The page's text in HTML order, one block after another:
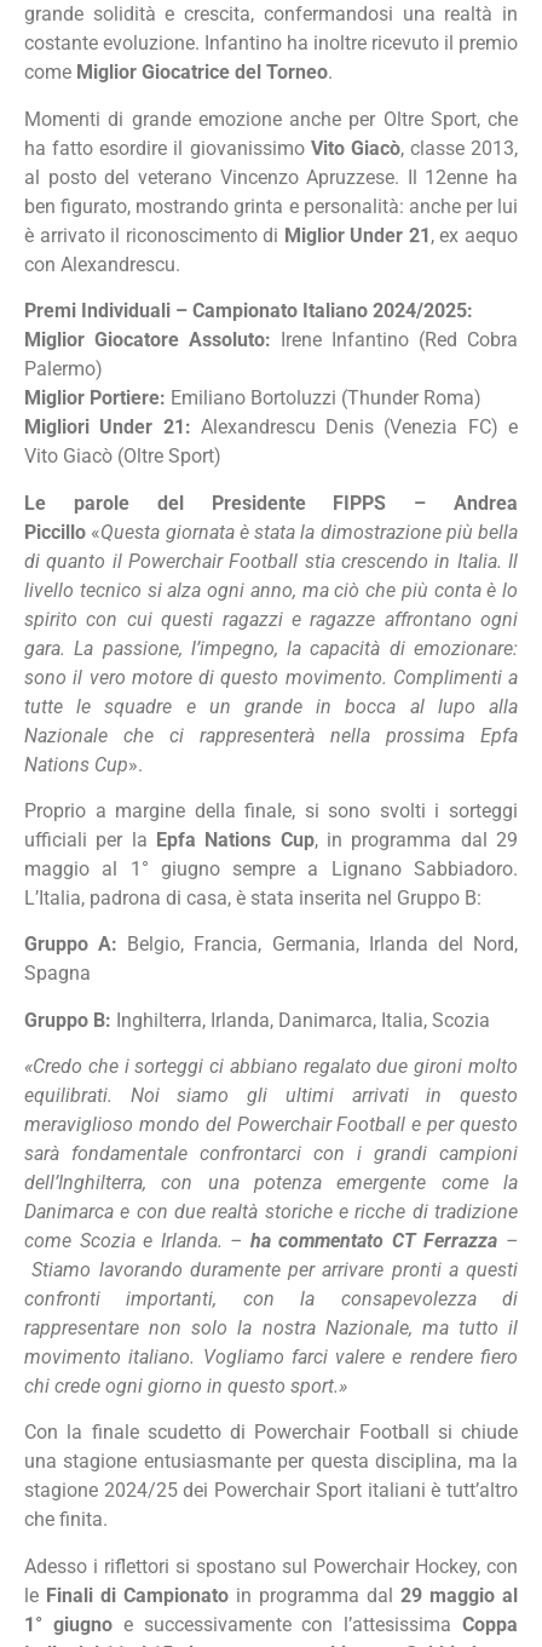
grande solidità e crescita, confermandosi una realtà in
costante evoluzione. Infantino ha inoltre ricevuto il premio
come Miglior Giocatrice del Torneo.
Momenti di grande emozione anche per Oltre Sport, che
ha fatto esordire il giovanissimo Vito Giacò, classe 2013,
al posto del veterano Vincenzo Apruzzese. Il 12enne ha
ben figurato, mostrando grinta e personalità: anche per lui
è arrivato il riconoscimento di Miglior Under 21, ex aequo
con Alexandrescu.
Premi Individuali – Campionato Italiano 2024/2025:
Miglior Giocatore Assoluto: Irene Infantino (Red Cobra
Palermo)
Miglior Portiere: Emiliano Bortoluzzi (Thunder Roma)
Migliori Under 21: Alexandrescu Denis (Venezia FC) e
Vito Giacò (Oltre Sport)
Le parole del Presidente FIPPS – Andrea
Piccillo «Questa giornata è stata la dimostrazione più bella
di quanto il Powerchair Football stia crescendo in Italia. Il
livello tecnico si alza ogni anno, ma ciò che più conta è lo
spirito con cui questi ragazzi e ragazze affrontano ogni
gara. La passione, l’impegno, la capacità di emozionare:
sono il vero motore di questo movimento. Complimenti a
tutte le squadre e un grande in bocca al lupo alla
Nazionale che ci rappresenterà nella prossima Epfa
Nations Cup».
Proprio a margine della finale, si sono svolti i sorteggi
ufficiali per la Epfa Nations Cup, in programma dal 29
maggio al 1° giugno sempre a Lignano Sabbiadoro.
L’Italia, padrona di casa, è stata inserita nel Gruppo B:
Gruppo A: Belgio, Francia, Germania, Irlanda del Nord,
Spagna
Gruppo B: Inghilterra, Irlanda, Danimarca, Italia, Scozia
«Credo che i sorteggi ci abbiano regalato due gironi molto
equilibrati. Noi siamo gli ultimi arrivati in questo
meraviglioso mondo del Powerchair Football e per questo
sarà fondamentale confrontarci con i grandi campioni
dell’Inghilterra, con una potenza emergente come la
Danimarca e con due realtà storiche e ricche di tradizione
come Scozia e Irlanda. – ha commentato CT Ferrazza –
Stiamo lavorando duramente per arrivare pronti a questi
confronti importanti, con la consapevolezza di
rappresentare non solo la nostra Nazionale, ma tutto il
movimento italiano. Vogliamo farci valere e rendere fiero
chi crede ogni giorno in questo sport.»
Con la finale scudetto di Powerchair Football si chiude
una stagione entusiasmante per questa disciplina, ma la
stagione 2024/25 dei Powerchair Sport italiani è tutt’altro
che finita.
Adesso i riflettori si spostano sul Powerchair Hockey, con
le Finali di Campionato in programma dal 29 maggio al
1° giugnoe successivamente con l’attesissimaCoppa